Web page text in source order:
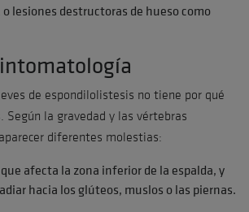
lesiones destructoras de hueso como
de espondilolistesis no tiene por qué
Según la gravedad y las vértebras
diferentes molestias:
afecta la zona inferior de la espalda, y
hacia los glúteos, muslos o las piernas.